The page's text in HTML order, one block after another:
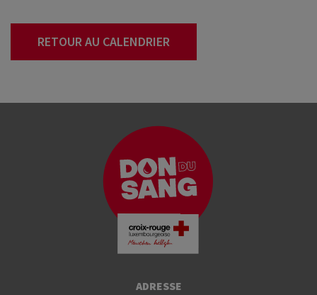
RETOUR AU CALENDRIER
ADRESSE